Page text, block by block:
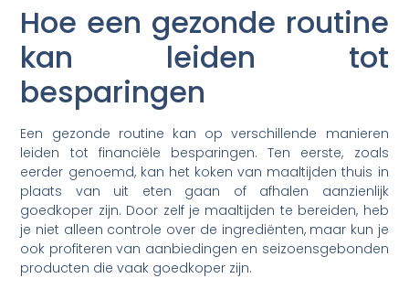
Hoe een gezonde routine
kan leiden tot
besparingen
Een gezonde routine kan op verschillende manieren
leiden tot financiële besparingen. Ten eerste, zoals
eerder genoemd, kan het koken van maaltijden thuis in
plaats van uit eten gaan of afhalen aanzienlijk
goedkoper zijn. Door zelf je maaltijden te bereiden, heb
je niet alleen controle over de ingrediënten, maar kun je
ook profiteren van aanbiedingen en seizoensgebonden
producten die vaak goedkoper zijn.